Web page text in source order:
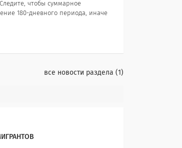
чтобы суммарное
180-дневного периода, иначе
все новости раздела 1